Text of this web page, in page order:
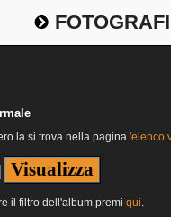
la si trova nella pagina 'elenco
il filtro dell'album premi qui.